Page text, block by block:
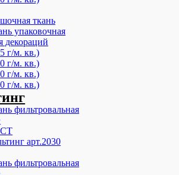
ткань
упаковочная
декораций
г/м. кв.)
г/м. кв.)
г/м. кв.)
г/м. кв.)
фильтровальная
арт.2030
фильтровальная